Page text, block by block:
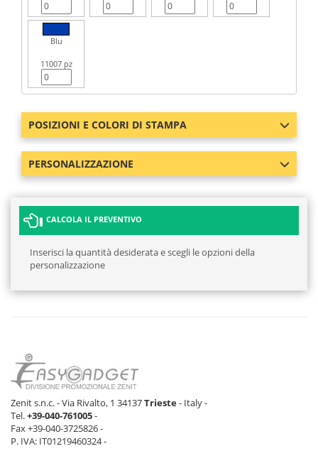
Blu
11007 pz
POSIZIONI E COLORI DI STAMPA
PERSONALIZZAZIONE
CALCOLA IL PREVENTIVO
Inserisci la quantità desiderata e scegli le opzioni della
personalizzazione
Zenit s.n.c. - Via Rivalto, 1 34137Trieste- Italy -
Tel.+39-040-761005-
Fax +39-040-3725826 -
P. IVA: IT01219460324 -